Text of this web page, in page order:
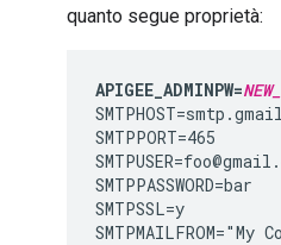
quanto segue proprietà:
APIGEE_ADMINPW=
SMTPPORT=465
SMTPPASSWORD=bar
SMTPSSL=y
SMTPMAILFROM="My